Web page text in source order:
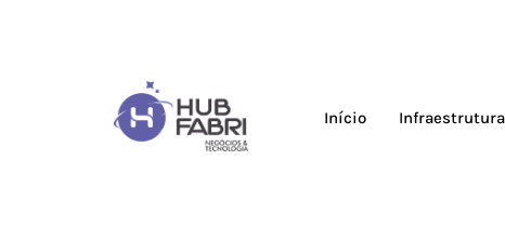
Início Infraestrutura